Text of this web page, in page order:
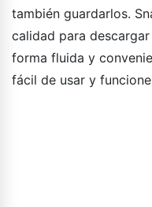
también guardarlos.
calidad para
forma fluida y
fácil de usar y